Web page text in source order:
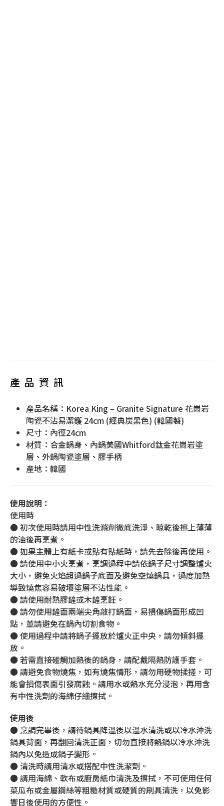
產品資訊
產品名稱：Korea King – Granite Signature 花崗岩
陶瓷不沾易潔鑊 24cm (經典炭黑色) (韓國製)
尺寸：內徑24cm
材質：合金鍋身、內鍋美國Whitford鈦金花崗岩塗
層、外鍋陶瓷塗層、膠手柄
產地：韓國
使用說明：
使用時
● 初次使用時請用中性洗滌劑徹底洗淨、晾乾後擦上薄薄
的油後再烹煮。
● 如果主體上有紙卡或貼有貼紙時，請先去除後再使用。
● 請使用中小火烹煮，烹調過程中請依鍋子尺寸調整爐火
大小，避免火焰超過鍋子底面及避免空燒鍋具，過度加熱
導致燒焦容易破壞塗層不沾性能。
● 請使用耐熱膠鏟或木鏟烹飪。
● 請勿使用鏟面兩端尖角敲打鍋面，易損傷鍋面形成凹
點，並請避免在鍋內切割食物。
● 使用過程中請將鍋子擺放於爐火正中央，請勿傾斜擺
放。
● 若需直接碰觸加熱後的鍋身，請配戴隔熱防護手套。
● 請避免食物燒焦，如有燒焦情形，請勿用硬物揉搓，可
能會損傷表面引發腐蝕。請用水或熱水充分浸泡，再用含
有中性洗劑的海綿仔細擦拭。
使用後
● 烹調完畢後，請待鍋具降溫後以溫水清洗或以冷水沖洗
鍋具背面，再翻回清洗正面，切勿直接將熱鍋以冷水沖洗
鍋內以免造成鍋子變形。
● 清洗時請用清水或搭配中性洗潔劑。
● 請用海綿、軟布或廚房紙巾清洗及擦拭，不可使用任何
菜瓜布或金屬鋼絲等粗糙材質或硬質的刷具清洗，以免影
響日後使用的方便性。